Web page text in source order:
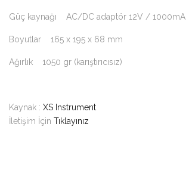
Güç kaynağı AC/DC adaptör 12V / 1000mA
Boyutlar 165 x 195 x 68 mm
Ağırlık 1050 gr (karıştırıcısız)
Kaynak : XS Instrument
İletişim İçin Tıklayınız